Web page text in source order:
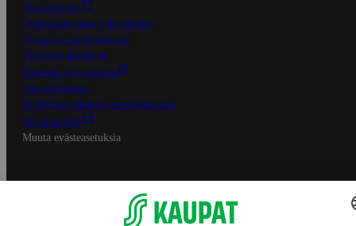
Oiva-raportit
Osuuskauppojen yhteystiedot
Tilaus- ja toimitusehdot
Tietosuojakäytäntö
Palvelun käyttöehdot
Saavutettavuus
Mobiilisovelluksen saavutettavuus
Mainostajalle
Muuta evästeasetuksia
S-ryhmän palvelut